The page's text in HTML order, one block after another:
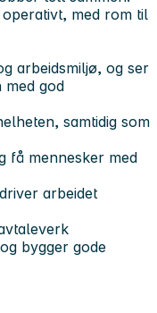
med rom til
arbeidsmiljø, og ser
med god
samtidig som
få mennesker med
arbeidet
bygger gode